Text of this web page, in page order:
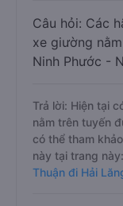
Câu hỏi: Các
xe giường
Ninh Phước -
Trả lời: Hiện tại
nằm trên tuyến
có thể tham
này tại trang này:
Thuận đi Hải